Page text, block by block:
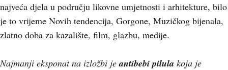
najveća djela u području likovne umjetnosti i arhitekture, bilo
je to vrijeme Novih tendencija, Gorgone, Muzičkog bijenala,
zlatno doba za kazalište, film, glazbu, medije.
Najmanji eksponat na izložbi jeantibebi pilula koja je